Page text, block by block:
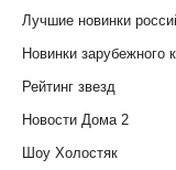
Лучшие новинки
Новинки зарубежного
Рейтинг звезд
Новости Дома 2
Шоу Холостяк